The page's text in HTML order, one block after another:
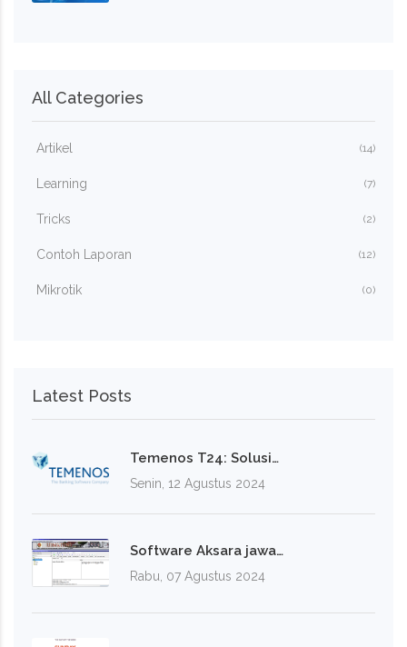
All Categories
Artikel (14)
Learning (7)
Tricks (2)
Contoh Laporan (12)
Mikrotik (0)
Latest Posts
Temenos T24: Solusi…
Senin, 12 Agustus 2024
Software Aksara jawa…
Rabu, 07 Agustus 2024